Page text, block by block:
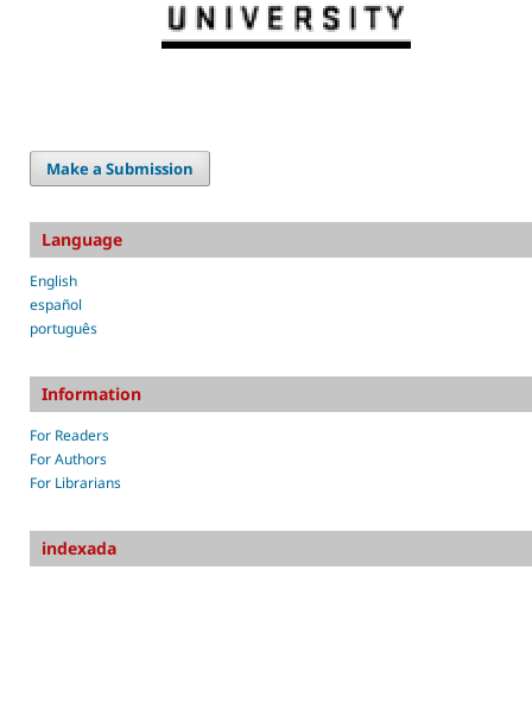
Make a Submission
Language
English
español
português
Information
For Readers
For Authors
For Librarians
indexada